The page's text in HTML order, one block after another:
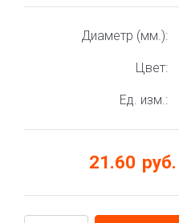
Диаметр (мм.):
Цвет:
Ед. изм.:
21.60 руб.